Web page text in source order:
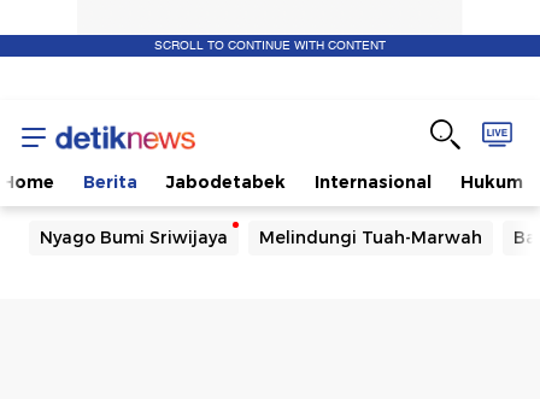
SCROLL TO CONTINUE WITH CONTENT
Home Berita Jabodetabek Internasional Hukum
Nyago Bumi Sriwijaya Melindungi Tuah-Marwah